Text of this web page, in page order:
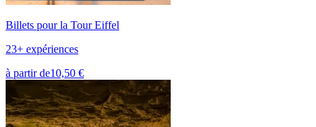
Billets pour la Tour Eiffel
23+ expériences
à partir de10,50 €